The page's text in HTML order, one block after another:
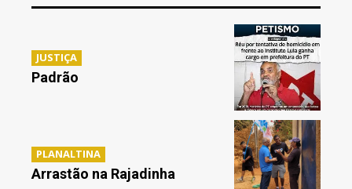
JUSTIÇA
Padrão
PLANALTINA
Arrastão na Rajadinha